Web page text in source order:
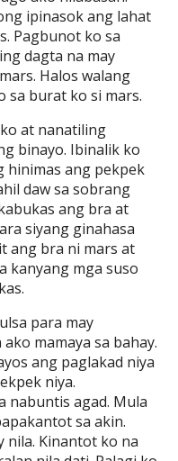
ipinasok ang lahat
Pagbunot ko sa
dagta na may
Halos walang
sa burat ko si mars.
at nanatiling
binayo. Ibinalik ko
hinimas ang pekpek
daw sa sobrang
ang bra at
siyang ginahasa
ang bra ni mars at
kanyang mga suso
para may
mamaya sa bahay.
ang paglakad niya
niya.
nabuntis agad. Mula
sa akin.
nila. Kinantot ko na